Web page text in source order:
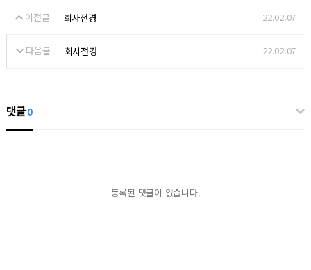
이전글 회사전경 22.02.07
다음글 회사전경 22.02.07
댓글0
등록된 댓글이 없습니다.